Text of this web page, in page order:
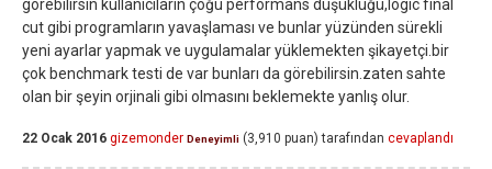
görebilirsin kullanıcıların çoğu performans düşüklüğü,logic final
cut gibi programların yavaşlaması ve bunlar yüzünden sürekli
yeni ayarlar yapmak ve uygulamalar yüklemekten şikayetçi.bir
çok benchmark testi de var bunları da görebilirsin.zaten sahte
olan bir şeyin orjinali gibi olmasını beklemekte yanlış olur.
22 Ocak 2016 gizemonder Deneyimli (3,910 puan) tarafından cevaplandı